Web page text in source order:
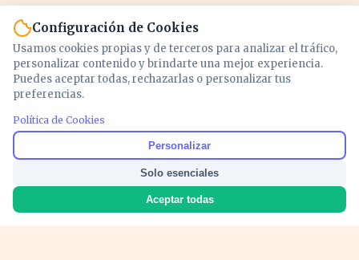
Noticias y análisis de economía, mercados,
inversión y política. Información actualizada
para entender lo que mueve tu dinero y tu
país.
Configuración de Cookies
Usamos cookies propias y de terceros para analizar el tráfico,
personalizar contenido y brindarte una mejor experiencia.
Puedes aceptar todas, rechazarlas o personalizar tus
preferencias.
Política de Cookies
Personalizar
Solo esenciales
Aceptar todas